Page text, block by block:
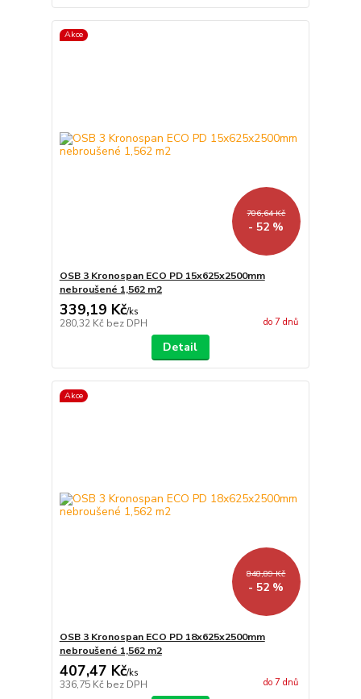
Akce
706,64 Kč
- 52 %
OSB 3 Kronospan ECO PD 15x625x2500mm
nebroušené 1,562 m2
339,19 Kč/ks
280,32 Kč bez DPH do 7 dnů
Detail
Akce
848,89 Kč
- 52 %
OSB 3 Kronospan ECO PD 18x625x2500mm
nebroušené 1,562 m2
407,47 Kč/ks
336,75 Kč bez DPH do 7 dnů